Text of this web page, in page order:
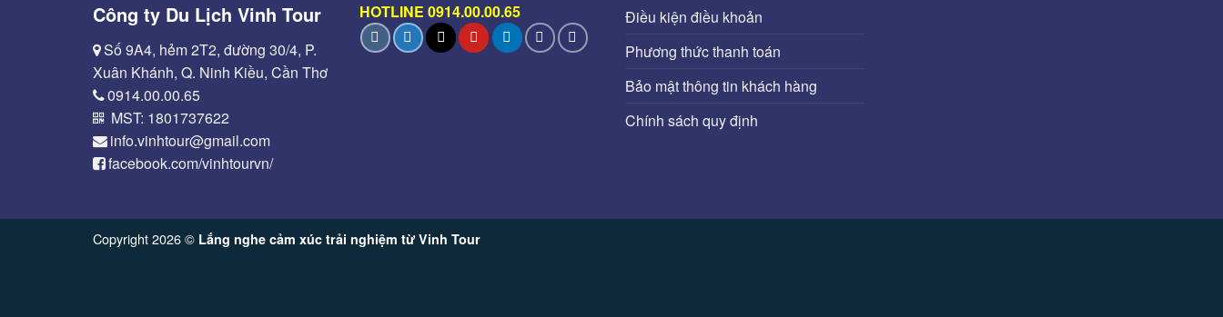
Công ty Du Lịch Vinh Tour
Số 9A4, hẻm 2T2, đường 30/4, P.
Xuân Khánh, Q. Ninh Kiều, Cần Thơ
0914.00.00.65
MST: 1801737622
info.vinhtour@gmail.com
facebook.com/vinhtourvn/
HOTLINE 0914.00.00.65
Điều kiện điều khoản
Phương thức thanh toán
Bảo mật thông tin khách hàng
Chính sách quy định
Copyright 2026 © Lắng nghe cảm xúc trải nghiệm từ Vinh Tour